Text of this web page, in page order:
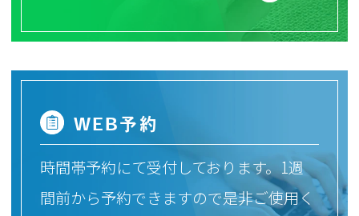
WEB予約
時間帯予約にて受付しております。1週
間前から予約できますので是非ご使用く